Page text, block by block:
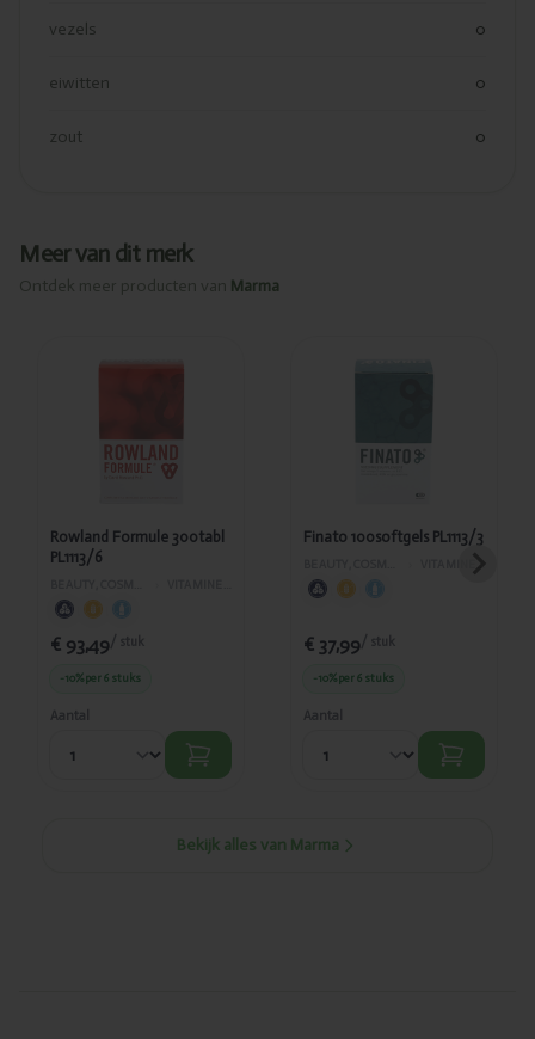
vezels 0
eiwitten 0
zout 0
Meer van dit merk
Ontdek meer producten van Marma
Toegevoegd
PL1113/6
Rowland Formule 300tabl
PL1113/6
€ 93,49/ stuk
-10%per 6 stuks
Aantal
Finato 100softgels PL1113/3
VITAMINES EN SUPPLEMENTEN
€ 37,99/ stuk
-10%per 6 stuks
Aantal
Bekijk alles van Marma